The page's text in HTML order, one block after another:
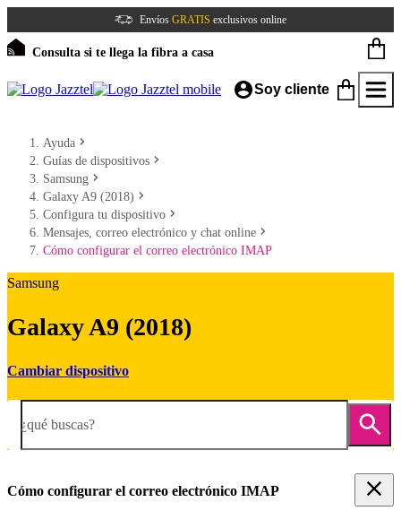
Envíos GRATIS exclusivos online
Consulta si te llega la fibra a casa
Soy cliente
Ayuda
Guías de dispositivos
Samsung
Galaxy A9 (2018)
Configura tu dispositivo
Mensajes, correo electrónico y chat online
Cómo configurar el correo electrónico IMAP
Samsung
Galaxy A9 (2018)
Cambiar dispositivo
¿qué buscas?
Cómo configurar el correo electrónico IMAP